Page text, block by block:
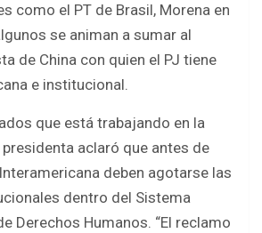
como el PT de Brasil, Morena en
se animan a sumar al
de China con quien el PJ tiene
e institucional.
que está trabajando en la
aclaró que antes de
deben agotarse las
dentro del Sistema
Derechos Humanos. “El reclamo